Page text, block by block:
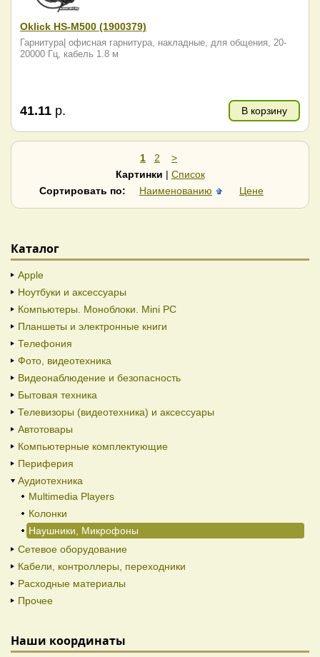
Oklick HS-M500 (1900379)
Гарнитура| офисная гарнитура, накладные, для общения, 20-
20000 Гц, кабель 1.8 м
41.11 р. В корзину
1 2
>
Картинки | Список
Сортировать по:
Наименованию Цене
Каталог
Apple
Ноутбуки и аксессуары
Компьютеры. Моноблоки. Mini PC
Планшеты и электронные книги
Телефония
Фото, видеотехника
Видеонаблюдение и безопасность
Бытовая техника
Телевизоры (видеотехника) и аксессуары
Автотовары
Компьютерные комплектующие
Периферия
Аудиотехника
Multimedia Players
Колонки
Наушники, Микрофоны
Сетевое оборудование
Кабели, контроллеры, переходники
Расходные материалы
Прочее
Наши координаты